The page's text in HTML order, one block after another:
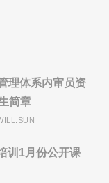
理体系内审员资
简章
训1月份公开课